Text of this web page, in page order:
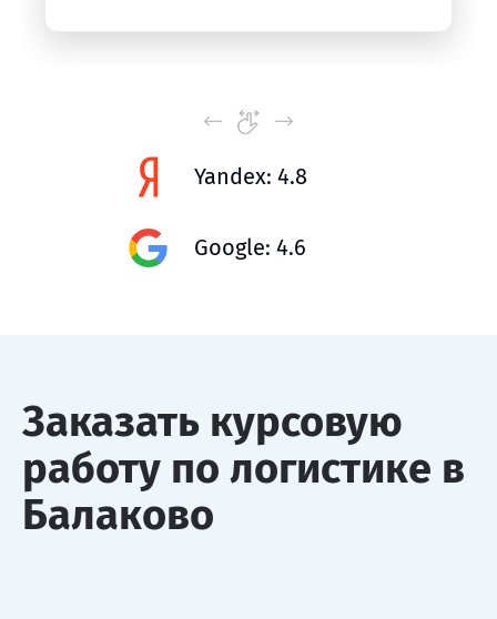
Yandex: 4.8
Google: 4.6
Заказать курсовую
работу по логистике в
Балаково